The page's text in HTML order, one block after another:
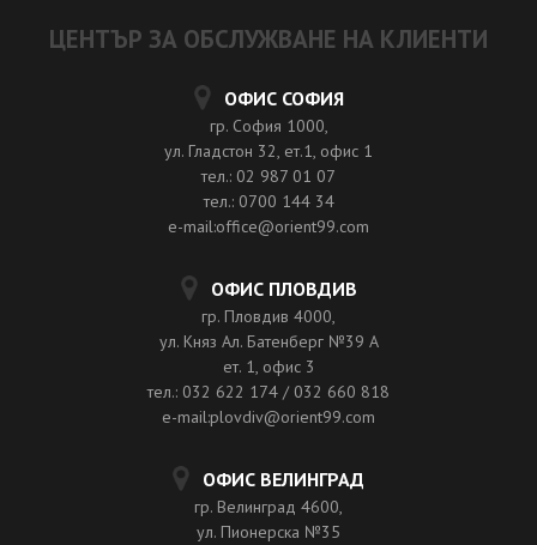
ЦЕНТЪР ЗА ОБСЛУЖВАНЕ НА КЛИЕНТИ
ОФИС СОФИЯ
гр. София 1000,
ул. Гладстон 32, ет.1, офис 1
тел.: 02 987 01 07
тел.: 0700 144 34
e-mail:office@orient99.com
ОФИС ПЛОВДИВ
гр. Пловдив 4000,
ул. Княз Ал. Батенберг №39 A
ет. 1, офис 3
тел.: 032 622 174 / 032 660 818
e-mail:plovdiv@orient99.com
ОФИС ВЕЛИНГРАД
гр. Велинград 4600,
ул. Пионерска №35